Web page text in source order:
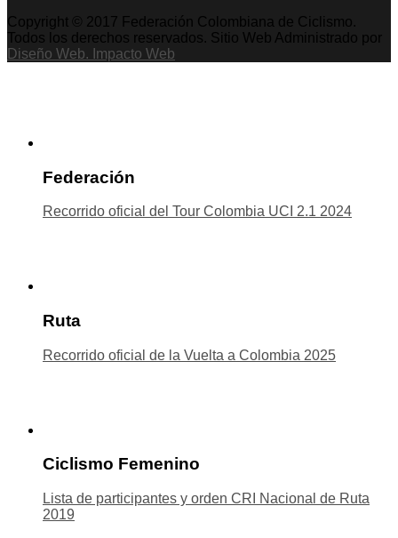
Copyright © 2017 Federación Colombiana de Ciclismo.
Todos los derechos reservados. Sitio Web Administrado por
Diseño Web. Impacto Web
Federación
Recorrido oficial del Tour Colombia UCI 2.1 2024
Ruta
Recorrido oficial de la Vuelta a Colombia 2025
Ciclismo Femenino
Lista de participantes y orden CRI Nacional de Ruta
2019